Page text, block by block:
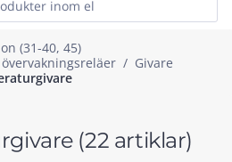
(31-40, 45)
Givare
(22 artiklar)